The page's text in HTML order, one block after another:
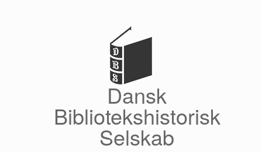
Dansk
Bibliotekshistorisk
Selskab